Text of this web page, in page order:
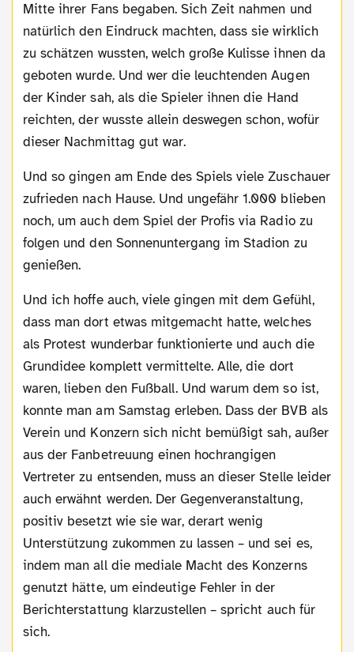
Mitte ihrer Fans begaben. Sich Zeit nahmen und
natürlich den Eindruck machten, dass sie wirklich
zu schätzen wussten, welch große Kulisse ihnen da
geboten wurde. Und wer die leuchtenden Augen
der Kinder sah, als die Spieler ihnen die Hand
reichten, der wusste allein deswegen schon, wofür
dieser Nachmittag gut war.
Und so gingen am Ende des Spiels viele Zuschauer
zufrieden nach Hause. Und ungefähr 1.000 blieben
noch, um auch dem Spiel der Profis via Radio zu
folgen und den Sonnenuntergang im Stadion zu
genießen.
Und ich hoffe auch, viele gingen mit dem Gefühl,
dass man dort etwas mitgemacht hatte, welches
als Protest wunderbar funktionierte und auch die
Grundidee komplett vermittelte. Alle, die dort
waren, lieben den Fußball. Und warum dem so ist,
konnte man am Samstag erleben. Dass der BVB als
Verein und Konzern sich nicht bemüßigt sah, außer
aus der Fanbetreuung einen hochrangigen
Vertreter zu entsenden, muss an dieser Stelle leider
auch erwähnt werden. Der Gegenveranstaltung,
positiv besetzt wie sie war, derart wenig
Unterstützung zukommen zu lassen – und sei es,
indem man all die mediale Macht des Konzerns
genutzt hätte, um eindeutige Fehler in der
Berichterstattung klarzustellen – spricht auch für
sich.